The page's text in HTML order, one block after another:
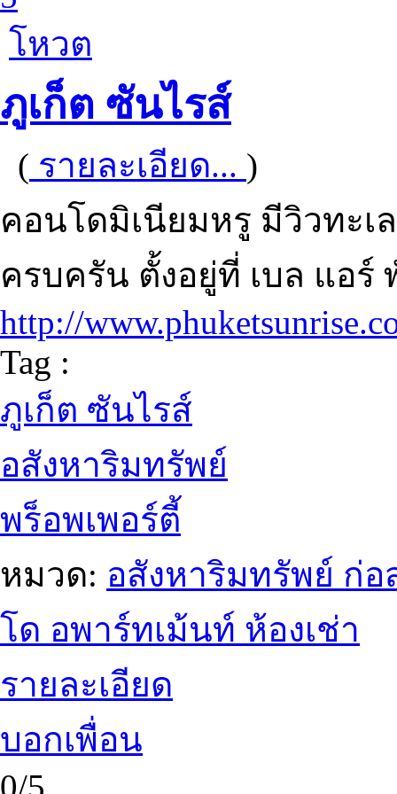
โหวต
ภูเก็ต ซันไรส์
( รายละเอียด... )
คอนโดมิเนียมหรู มีวิวทะ
ครบครัน ตั้งอยู่ที่ เบล แอร์
http://
Tag :
ภูเก็ต ซันไรส์
อสังหาริมทรัพย์
พร็อพเพอร์ตี้
หมวด: อสังหาริมทรัพย์ ก่
โด อพาร์ทเม้นท์ ห้องเช่า
รายละเอียด
บอกเพื่อน